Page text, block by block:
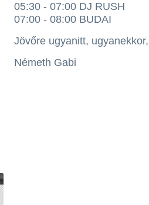
05:30 - 07:00 DJ RUSH
07:00 - 08:00 BUDAI
Jövőre ugyanitt,
Németh Gabi